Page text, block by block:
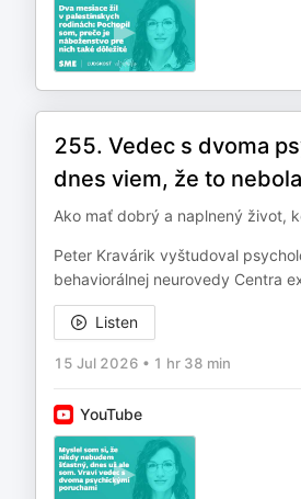
255. Vedec s dvoma
dnes viem, že to
Ako mať dobrý a naplnený život,
Peter Kravárik vyštudoval
behaviorálnej neurovedy Centra
Listen
15 Jul 2026 • 1 hr 38 min
YouTube